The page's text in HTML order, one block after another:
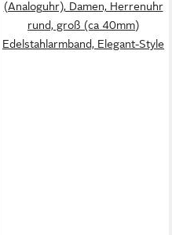
(Analoguhr), Damen, Herrenuhr
rund, groß (ca 40mm)
Edelstahlarmband, Elegant-Style